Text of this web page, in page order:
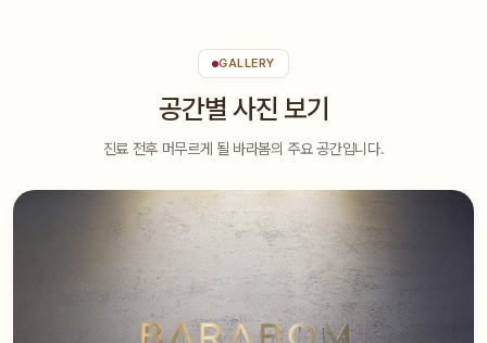
GALLERY
공간별 사진 보기
진료 전후 머무르게 될 바라봄의 주요 공간입니다.